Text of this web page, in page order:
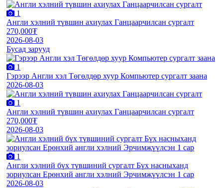
1
Англи хэлний түвшин ахиулах Ганцаарчилсан сургалт
270,000₮
2026-08-03
Бусад зарууд
1
Гэрээр Англи хэл Төгөлдөр хуур Компьютер сургалт заана
2026-08-03
1
Англи хэлний түвшин ахиулах Ганцаарчилсан сургалт
270,000₮
2026-08-03
1
Англи хэлний бүх түвшиний сургалт Бүх насныханд
зориулсан Ерөнхий англи хэлний Эрчимжүүлсэн 1 сар
2026-08-03